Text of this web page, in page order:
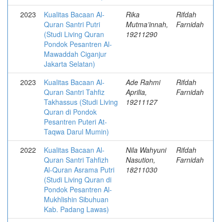
2023
Kualitas Bacaan Al-
Quran Santri Putri
(Studi Living Quran
Pondok Pesantren Al-
Mawaddah Ciganjur
Jakarta Selatan)
Rika
Mutma’innah,
19211290
Rifdah
Farnidah
2023
Kualitas Bacaan Al-
Quran Santri Tahfiz
Takhassus (Studi Living
Quran di Pondok
Pesantren Puteri At-
Taqwa Darul Mumin)
Ade Rahmi
Aprilia,
19211127
Rifdah
Farnidah
2022
Kualitas Bacaan Al-
Quran Santri Tahfizh
Al-Quran Asrama Putri
(Studi Living Quran di
Pondok Pesantren Al-
Mukhlishin Sibuhuan
Kab. Padang Lawas)
Nila Wahyuni
Nasution,
18211030
Rifdah
Farnidah